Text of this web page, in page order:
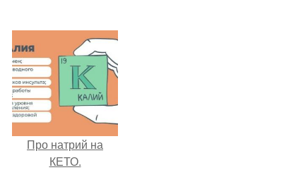
Про натрий на
КЕТО.